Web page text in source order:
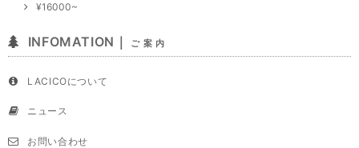
¥16000~
INFOMATION｜ ご 案 内
LACICOについて
ニュース
お問い合わせ